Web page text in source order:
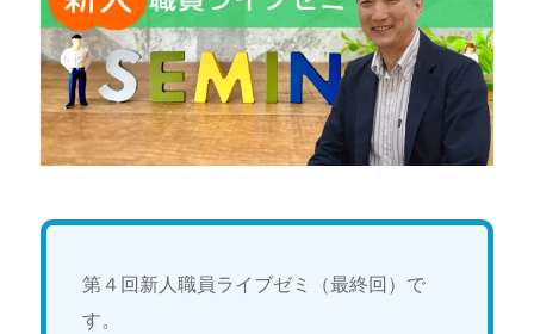
第４回新人職員ライブゼミ（最終回）で
す。